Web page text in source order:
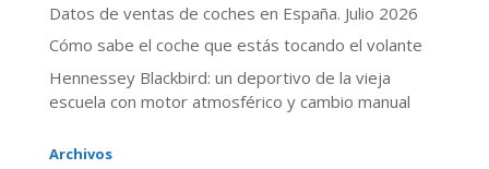
Datos de ventas de coches en España. Julio 2026
​Cómo sabe el coche que estás tocando el volante
Hennessey Blackbird: un deportivo de la vieja
escuela con motor atmosférico y cambio manual
Archivos